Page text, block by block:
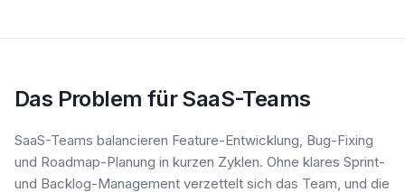
Das Problem für SaaS-Teams
SaaS-Teams balancieren Feature-Entwicklung, Bug-Fixing
und Roadmap-Planung in kurzen Zyklen. Ohne klares Sprint-
und Backlog-Management verzettelt sich das Team, und die